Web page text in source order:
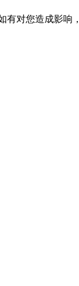
对您造成影响